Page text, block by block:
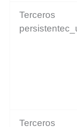
Terceros
Terceros